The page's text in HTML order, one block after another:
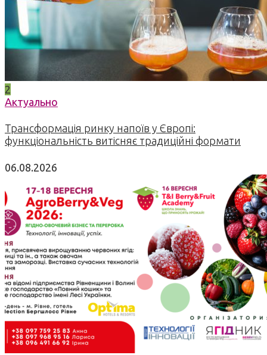
2
Актуально
Трансформація ринку напоїв у Європі:
функціональність витісняє традиційні формати
06.08.2026